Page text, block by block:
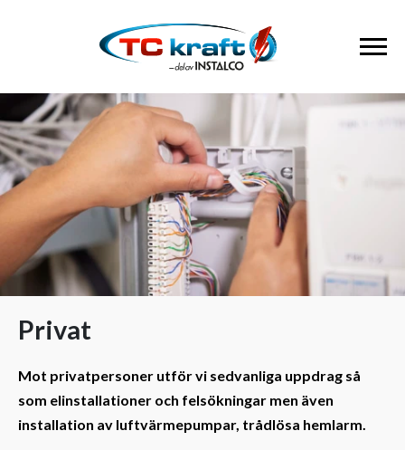
Privat
Mot privatpersoner utför vi sedvanliga uppdrag så
som elinstallationer och felsökningar men även
installation av luftvärmepumpar, trådlösa hemlarm.